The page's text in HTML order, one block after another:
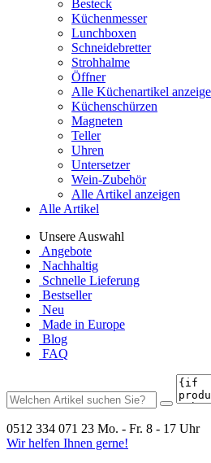
Besteck
Küchenmesser
Lunchboxen
Schneidebretter
Strohhalme
Öffner
Alle Küchenartikel
Küchenschürzen
Magneten
Teller
Uhren
Untersetzer
Wein-Zubehör
Alle Artikel anzeigen
Alle Artikel
Unsere Auswahl
Angebote
Nachhaltig
Schnelle Lieferung
Bestseller
Neu
Made in Europe
Blog
FAQ
0512 334 071 23 Mo. - Fr. 8 - 17 Uhr
Wir helfen Ihnen gerne!